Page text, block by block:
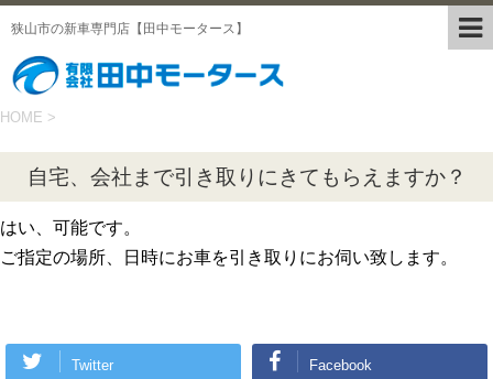
狭山市の新車専門店【田中モータース】
HOME >
自宅、会社まで引き取りにきてもらえますか？
はい、可能です。
ご指定の場所、日時にお車を引き取りにお伺い致します。
Twitter Facebook